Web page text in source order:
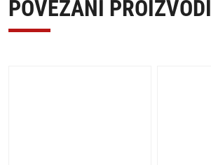
POVEZANI PROIZVODI